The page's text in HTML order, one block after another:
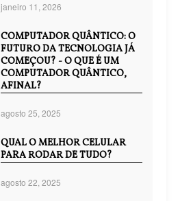
janeiro 11, 2026
COMPUTADOR QUÂNTICO: O
FUTURO DA TECNOLOGIA JÁ
COMEÇOU? - O QUE É UM
COMPUTADOR QUÂNTICO,
AFINAL?
agosto 25, 2025
QUAL O MELHOR CELULAR
PARA RODAR DE TUDO?
agosto 22, 2025